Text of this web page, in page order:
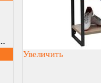
Увеличить